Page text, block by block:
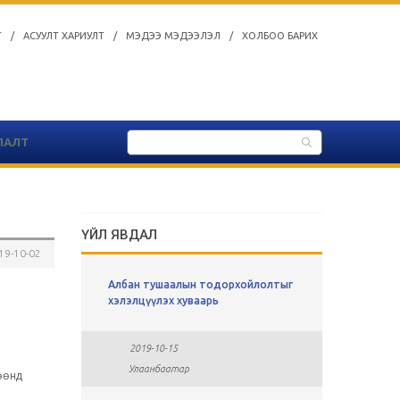
/ АСУУЛТ ХАРИУЛТ / МЭДЭЭ МЭДЭЭЛЭЛ / ХОЛБОО БАРИХ
10-02
ҮЙЛ ЯВДАЛ
Албан тушаалын тодорхойлолтыг
хэлэлцүүлэх хуваарь
2019-10-15
Улаанбаатар